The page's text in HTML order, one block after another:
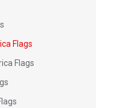
Flags
Flags